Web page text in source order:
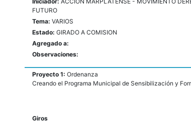
FUTURO
Tema: VARIOS
Estado: GIRADO A COMISION
Agregado a:
Observaciones:
Proyecto 1: Ordenanza
Creando el Programa Municipal de Sensibilización y
Giros